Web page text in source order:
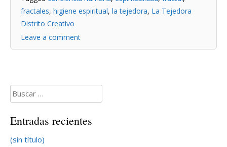
fractales, higiene espiritual, la tejedora, La Tejedora
Distrito Creativo
Leave a comment
Buscar:
Entradas recientes
(sin título)